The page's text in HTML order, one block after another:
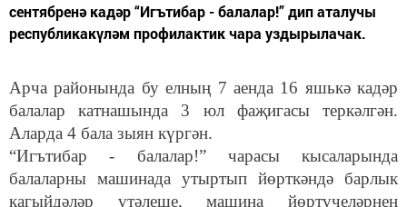
сентябренә кадәр “Игътибар - балалар!” дип аталучы
республикакүләм профилактик чара уздырылачак.
Арча районында бу елның 7 аенда 16 яшькә кадәр
балалар катнашында 3 юл фаҗигасы теркәлгән.
Аларда 4 бала зыян күргән.
“Игътибар - балалар!” чарасы кысаларында
балаларны машинада утыртып йөрткәндә барлык
кагыйдәләр үтәлеше, машина йөртүчеләрнең